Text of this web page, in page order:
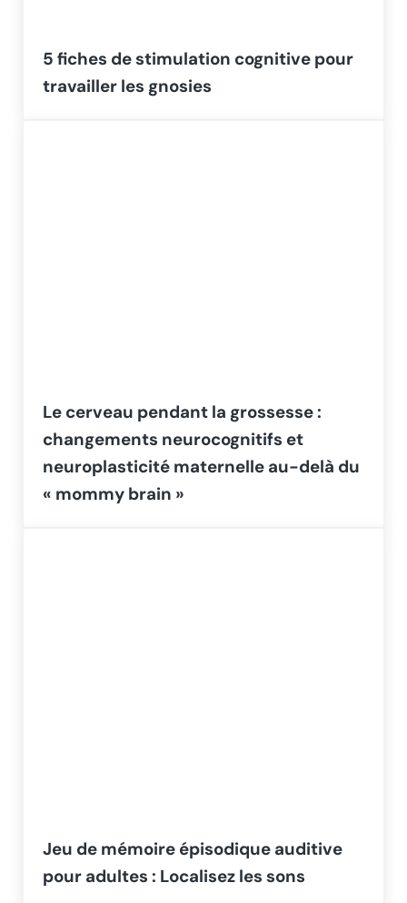
5 fiches de stimulation cognitive pour
travailler les gnosies
Le cerveau pendant la grossesse :
changements neurocognitifs et
neuroplasticité maternelle au-delà du
« mommy brain »
Jeu de mémoire épisodique auditive
pour adultes : Localisez les sons